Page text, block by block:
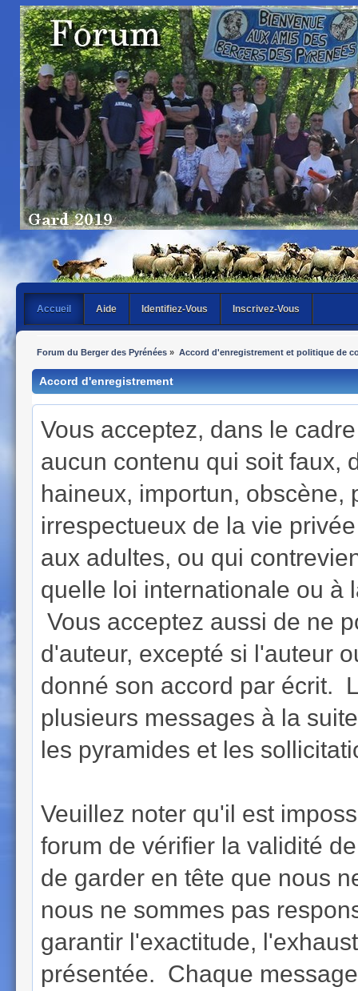
Accueil Aide Identifiez-Vous Inscrivez-Vous
Forum du Berger des Pyrénées » Accord d'enregistrement et politique de
Accord d'enregistrement
Vous acceptez, dans le
aucun contenu qui soit faux,
haineux, importun, obscène,
irrespectueux de la vie
aux adultes, ou qui
quelle loi internationale ou à
Vous acceptez aussi de ne
d'auteur, excepté si l'auteur
donné son accord par écrit.
plusieurs messages à la
les pyramides et les
Veuillez noter qu'il est
forum de vérifier la validité
de garder en tête que nous
nous ne sommes pas
garantir l'exactitude,
présentée. Chaque